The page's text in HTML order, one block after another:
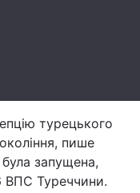
турецького
пише
запущена,
ВПС Туреччини.